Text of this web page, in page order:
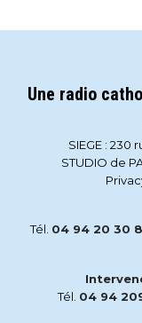
Une radio
SIEGE : 230
STUDIO de
Tél. 04 94 20 30
Tél. 04 94